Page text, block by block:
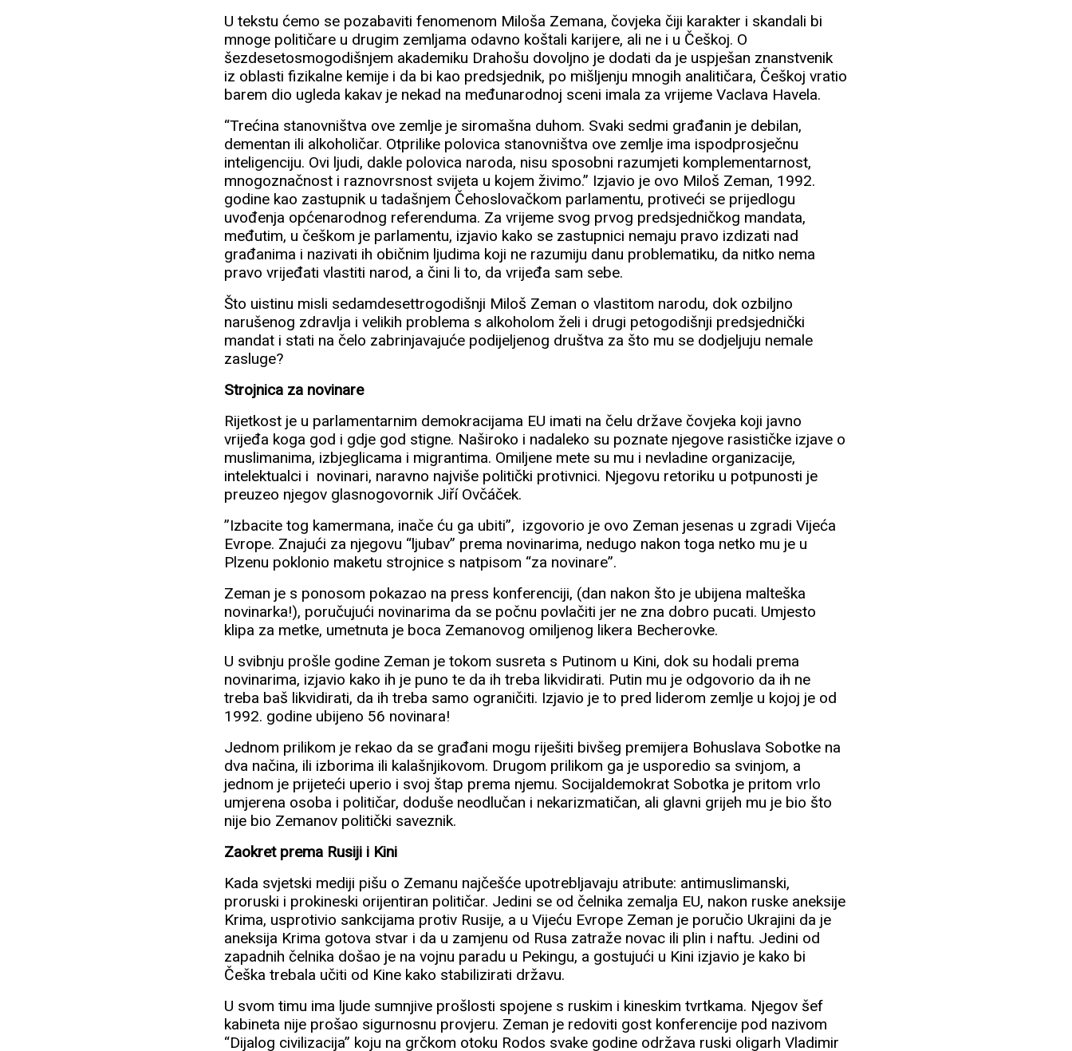
U tekstu ćemo se pozabaviti fenomenom Miloša Zemana, čovjeka čiji karakter i skandali bi
mnoge političare u drugim zemljama odavno koštali karijere, ali ne i u Češkoj. O
šezdesetosmogodišnjem akademiku Drahošu dovoljno je dodati da je uspješan znanstvenik
iz oblasti fizikalne kemije i da bi kao predsjednik, po mišljenju mnogih analitičara, Češkoj vratio
barem dio ugleda kakav je nekad na međunarodnoj sceni imala za vrijeme Vaclava Havela.
“Trećina stanovništva ove zemlje je siromašna duhom. Svaki sedmi građanin je debilan,
dementan ili alkoholičar. Otprilike polovica stanovništva ove zemlje ima ispodprosječnu
inteligenciju. Ovi ljudi, dakle polovica naroda, nisu sposobni razumjeti komplementarnost,
mnogoznačnost i raznovrsnost svijeta u kojem živimo.” Izjavio je ovo Miloš Zeman, 1992.
godine kao zastupnik u tadašnjem Čehoslovačkom parlamentu, protiveći se prijedlogu
uvođenja općenarodnog referenduma. Za vrijeme svog prvog predsjedničkog mandata,
međutim, u češkom je parlamentu, izjavio kako se zastupnici nemaju pravo izdizati nad
građanima i nazivati ih običnim ljudima koji ne razumiju danu problematiku, da nitko nema
pravo vrijeđati vlastiti narod, a čini li to, da vrijeđa sam sebe.
Što uistinu misli sedamdesettrogodišnji Miloš Zeman o vlastitom narodu, dok ozbiljno
narušenog zdravlja i velikih problema s alkoholom želi i drugi petogodišnji predsjednički
mandat i stati na čelo zabrinjavajuće podijeljenog društva za što mu se dodjeljuju nemale
zasluge?
Strojnica za novinare
Rijetkost je u parlamentarnim demokracijama EU imati na čelu države čovjeka koji javno
vrijeđa koga god i gdje god stigne. Naširoko i nadaleko su poznate njegove rasističke izjave o
muslimanima, izbjeglicama i migrantima. Omiljene mete su mu i nevladine organizacije,
intelektualci i novinari, naravno najviše politički protivnici. Njegovu retoriku u potpunosti je
preuzeo njegov glasnogovornik Jiří Ovčáček.
”Izbacite tog kamermana, inače ću ga ubiti”, izgovorio je ovo Zeman jesenas u zgradi Vijeća
Evrope. Znajući za njegovu “ljubav” prema novinarima, nedugo nakon toga netko mu je u
Plzenu poklonio maketu strojnice s natpisom “za novinare”.
Zeman je s ponosom pokazao na press konferenciji, (dan nakon što je ubijena malteška
novinarka!), poručujući novinarima da se počnu povlačiti jer ne zna dobro pucati. Umjesto
klipa za metke, umetnuta je boca Zemanovog omiljenog likera Becherovke.
U svibnju prošle godine Zeman je tokom susreta s Putinom u Kini, dok su hodali prema
novinarima, izjavio kako ih je puno te da ih treba likvidirati. Putin mu je odgovorio da ih ne
treba baš likvidirati, da ih treba samo ograničiti. Izjavio je to pred liderom zemlje u kojoj je od
1992. godine ubijeno 56 novinara!
Jednom prilikom je rekao da se građani mogu riješiti bivšeg premijera Bohuslava Sobotke na
dva načina, ili izborima ili kalašnjikovom. Drugom prilikom ga je usporedio sa svinjom, a
jednom je prijeteći uperio i svoj štap prema njemu. Socijaldemokrat Sobotka je pritom vrlo
umjerena osoba i političar, doduše neodlučan i nekarizmatičan, ali glavni grijeh mu je bio što
nije bio Zemanov politički saveznik.
Zaokret prema Rusiji i Kini
Kada svjetski mediji pišu o Zemanu najčešće upotrebljavaju atribute: antimuslimanski,
proruski i prokineski orijentiran političar. Jedini se od čelnika zemalja EU, nakon ruske aneksije
Krima, usprotivio sankcijama protiv Rusije, a u Vijeću Evrope Zeman je poručio Ukrajini da je
aneksija Krima gotova stvar i da u zamjenu od Rusa zatraže novac ili plin i naftu. Jedini od
zapadnih čelnika došao je na vojnu paradu u Pekingu, a gostujući u Kini izjavio je kako bi
Češka trebala učiti od Kine kako stabilizirati državu.
U svom timu ima ljude sumnjive prošlosti spojene s ruskim i kineskim tvrtkama. Njegov šef
kabineta nije prošao sigurnosnu provjeru. Zeman je redoviti gost konferencije pod nazivom
“Dijalog civilizacija” koju na grčkom otoku Rodos svake godine održava ruski oligarh Vladimir